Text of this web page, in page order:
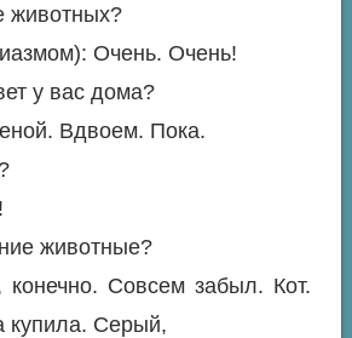
животных?
Очень. Очень!
у вас дома?
Вдвоем. Пока.
животные?
Совсем забыл. Кот.
купила. Серый,